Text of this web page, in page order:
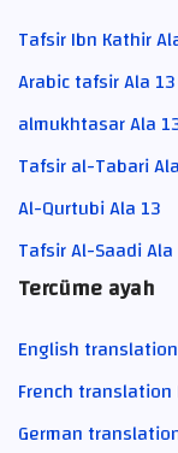
Tafsir Ibn Kathir
Arabic tafsir Ala 13
almukhtasar Ala
Tafsir al-Tabari
Al-Qurtubi Ala 13
Tafsir Al-Saadi
Tercüme ayah
English
French translation
German